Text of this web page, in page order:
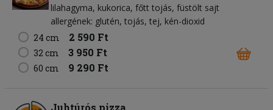
lilahagyma kukorica főtt tojás füstölt sajt
allergének: glutén, tojás, tej, kén-dioxid
24 cm
2 590 Ft
32 cm 3 950 Ft
60 cm 9 290 Ft
Juhtúrós pizza